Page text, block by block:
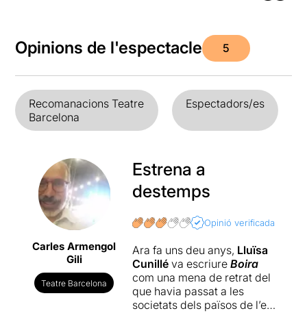
Opinions de l'espectacle 5
Recomanacions Teatre
Barcelona
Espectadors/es
Carles Armengol
Gili
Teatre Barcelona
Estrena a
destemps
Opinió verificada
Ara fa uns deu anys, Lluïsa
Cunilléva escriure Boira
com una mena de retrat del
que havia passat a les
societats dels països de l’est